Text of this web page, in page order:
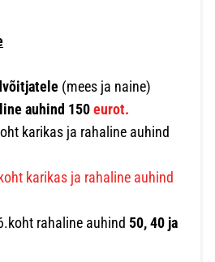
(mees ja naine)
auhind 150eurot.
karikas ja rahaline auhind
karikas ja rahaline auhind
rahaline auhind 50, 40 ja